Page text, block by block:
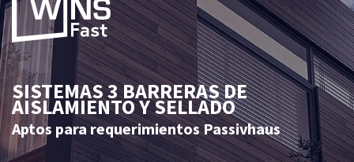
SISTEMAS 3 BARRERAS DE
AISLAMIENTO Y SELLADO
Aptos para requerimientos Passivhaus